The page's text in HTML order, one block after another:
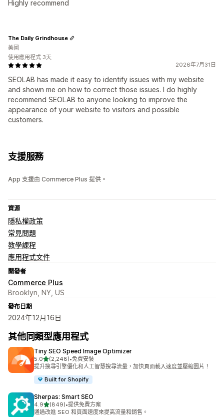
Highly recommend
2026年7月31日
SEOLAB has made it easy to identify issues with my website
and shown me on how to correct those issues. I do highly
recommend SEOLAB to anyone looking to improve the
appearance of your website to visitors and possible
customers.
The Daily Grindhouse
美國
使用應用程式 3天
支援服務
App 支援由 Commerce Plus 提供。
資源
隱私權政策
常見問題
教學課程
應用程式文件
開發者
Commerce Plus
Brooklyn, NY, US
發布日期
2024年12月16日
其他同類型應用程式
Tiny SEO Speed Image Optimizer
5.0滿分 5 顆星
(2,248)
共有 2248 則評價
•免費安裝
提升搜尋引擎優化和人工智慧搜尋流量，加快頁面載入速度並壓縮圖片！
Built for Shopify
Sherpas: Smart SEO
4.9滿分 5 顆星
(849)
共有 849 則評價
•提供免費方案
通過改進 SEO 和頁面速度來提高流量和銷售。